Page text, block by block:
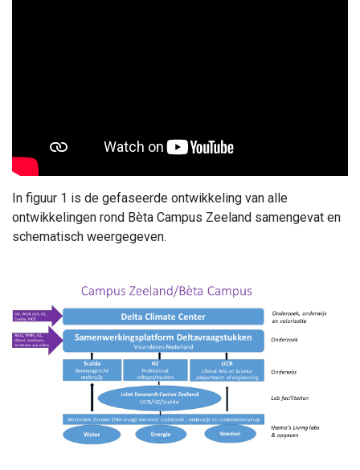
In figuur 1 is de gefaseerde ontwikkeling van alle
ontwikkelingen rond Bèta Campus Zeeland samengevat en
schematisch weergegeven.